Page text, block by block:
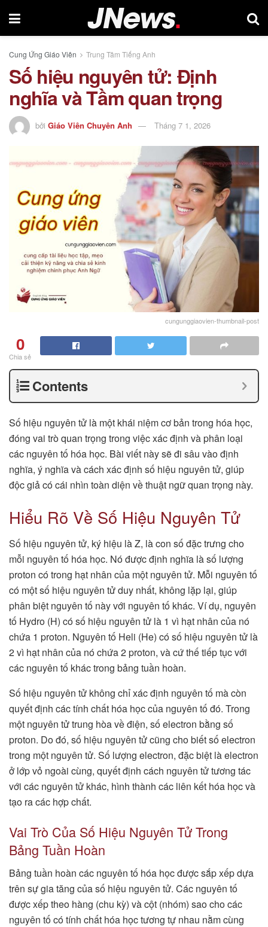
Cung Ứng Giáo Viên Trung Tâm Tiếng Anh
Số hiệu nguyên tử: Định
nghĩa và Tầm quan trọng
bởi Giáo Viên Chuyên Anh Tháng 7 1, 2026
cungunggiaovien-thumbnail-post
0
Chia sẻ
Contents
Số hiệu nguyên tử là một khái niệm cơ bản trong hóa học,
đóng vai trò quan trọng trong việc xác định và phân loại
các nguyên tố hóa học. Bài viết này sẽ đi sâu vào định
nghĩa, ý nghĩa và cách xác định số hiệu nguyên tử, giúp
độc giả có cái nhìn toàn diện về thuật ngữ quan trọng này.
Hiểu Rõ Về Số Hiệu Nguyên Tử
Số hiệu nguyên tử, ký hiệu là Z, là con số đặc trưng cho
mỗi nguyên tố hóa học. Nó được định nghĩa là số lượng
proton có trong hạt nhân của một nguyên tử. Mỗi nguyên tố
có một số hiệu nguyên tử duy nhất, không lặp lại, giúp
phân biệt nguyên tố này với nguyên tố khác. Ví dụ, nguyên
tố Hydro (H) có số hiệu nguyên tử là 1 vì hạt nhân của nó
chứa 1 proton. Nguyên tố Heli (He) có số hiệu nguyên tử là
2 vì hạt nhân của nó chứa 2 proton, và cứ thế tiếp tục với
các nguyên tố khác trong bảng tuần hoàn.
Số hiệu nguyên tử không chỉ xác định nguyên tố mà còn
quyết định các tính chất hóa học của nguyên tố đó. Trong
một nguyên tử trung hòa về điện, số electron bằng số
proton. Do đó, số hiệu nguyên tử cũng cho biết số electron
trong một nguyên tử. Số lượng electron, đặc biệt là electron
ở lớp vỏ ngoài cùng, quyết định cách nguyên tử tương tác
với các nguyên tử khác, hình thành các liên kết hóa học và
tạo ra các hợp chất.
Vai Trò Của Số Hiệu Nguyên Tử Trong
Bảng Tuần Hoàn
Bảng tuần hoàn các nguyên tố hóa học được sắp xếp dựa
trên sự gia tăng của số hiệu nguyên tử. Các nguyên tố
được xếp theo hàng (chu kỳ) và cột (nhóm) sao cho các
nguyên tố có tính chất hóa học tương tự nhau nằm cùng